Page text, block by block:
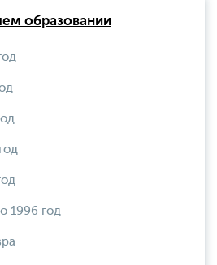
образовании
1996 год